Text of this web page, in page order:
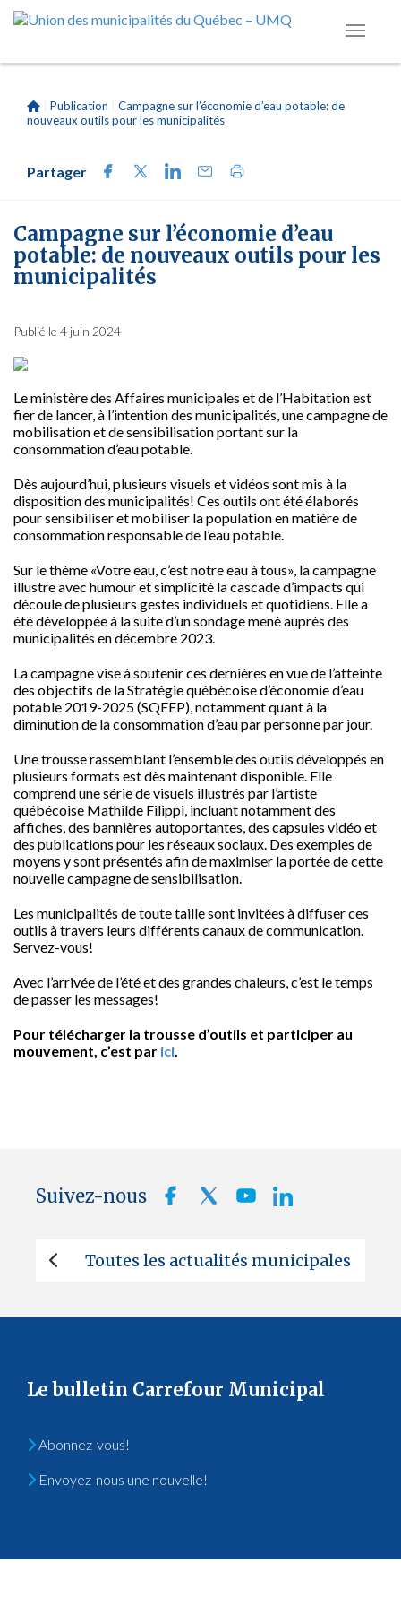
Publication
Campagne sur l’économie d’eau potable: de
nouveaux outils pour les municipalités
Partager
Campagne sur l’économie d’eau
potable: de nouveaux outils pour les
municipalités
Publié le 4 juin 2024
Le ministère des Affaires municipales et de l’Habitation est
fier de lancer, à l’intention des municipalités, une campagne de
mobilisation et de sensibilisation portant sur la
consommation d’eau potable.
Dès aujourd’hui, plusieurs visuels et vidéos sont mis à la
disposition des municipalités! Ces outils ont été élaborés
pour sensibiliser et mobiliser la population en matière de
consommation responsable de l’eau potable.
Sur le thème «Votre eau, c’est notre eau à tous», la campagne
illustre avec humour et simplicité la cascade d’impacts qui
découle de plusieurs gestes individuels et quotidiens. Elle a
été développée à la suite d’un sondage mené auprès des
municipalités en décembre 2023.
La campagne vise à soutenir ces dernières en vue de l’atteinte
des objectifs de la Stratégie québécoise d’économie d’eau
potable 2019-2025 (SQEEP), notamment quant à la
diminution de la consommation d’eau par personne par jour.
Une trousse rassemblant l’ensemble des outils développés en
plusieurs formats est dès maintenant disponible. Elle
comprend une série de visuels illustrés par l’artiste
québécoise Mathilde Filippi, incluant notamment des
affiches, des bannières autoportantes, des capsules vidéo et
des publications pour les réseaux sociaux. Des exemples de
moyens y sont présentés afin de maximiser la portée de cette
nouvelle campagne de sensibilisation.
Les municipalités de toute taille sont invitées à diffuser ces
outils à travers leurs différents canaux de communication.
Servez-vous!
Avec l’arrivée de l’été et des grandes chaleurs, c’est le temps
de passer les messages!
Pour télécharger la trousse d’outils et participer au
mouvement, c’est par ici.
Suivez-nous
Toutes les actualités municipales
Le bulletin Carrefour Municipal
Abonnez-vous!
Envoyez-nous une nouvelle!